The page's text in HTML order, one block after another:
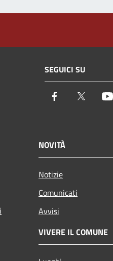
SEGUICI SU
Facebook Twitter
NOVITÀ
Notizie
Comunicati
Avvisi
VIVERE IL COMUNE